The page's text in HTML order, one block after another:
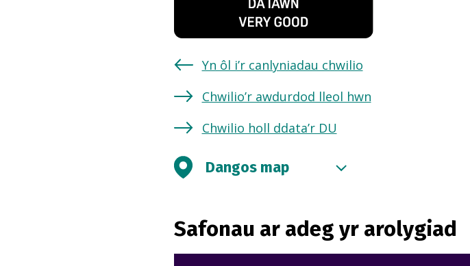
Yn ôl i’r canlyniadau chwilio
Chwilio’r awdurdod lleol hwn
Chwilio holl ddata’r DU
Dangos map
Safonau ar adeg yr arolygiad